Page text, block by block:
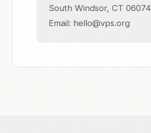
South Windsor, CT 06074
Email: hello@vps.org